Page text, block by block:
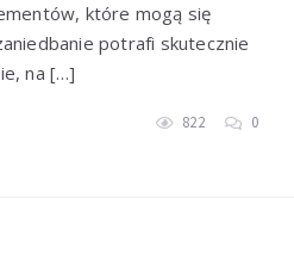
które mogą się
potrafi skutecznie
na […]
822 0